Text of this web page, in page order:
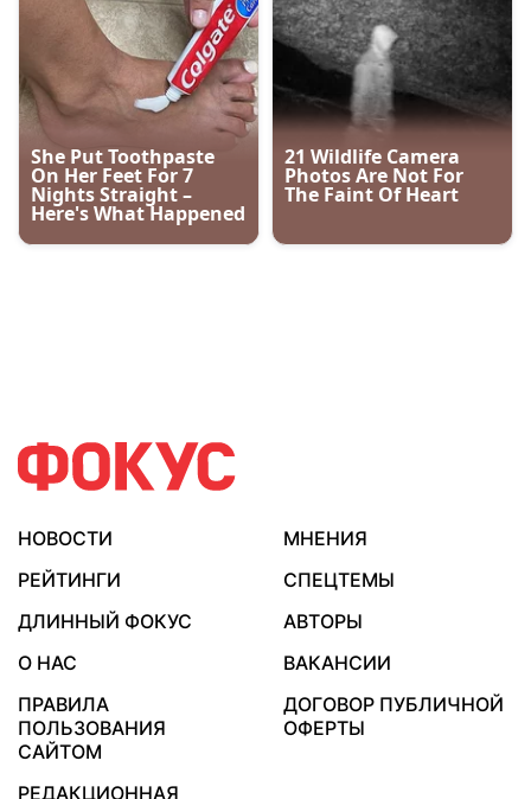
НОВОСТИ
МНЕНИЯ
РЕЙТИНГИ
СПЕЦТЕМЫ
ДЛИННЫЙ ФОКУС
АВТОРЫ
О НАС
ВАКАНСИИ
ПРАВИЛА
ПОЛЬЗОВАНИЯ
САЙТОМ
ДОГОВОР ПУБЛИЧНОЙ
ОФЕРТЫ
РЕДАКЦИОННАЯ